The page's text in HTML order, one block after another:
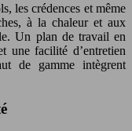
les crédences et même
à la chaleur et aux
Un plan de travail en
une facilité d’entretien
de gamme intègrent